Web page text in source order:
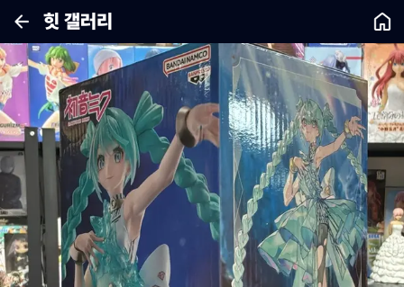
힛 갤러리